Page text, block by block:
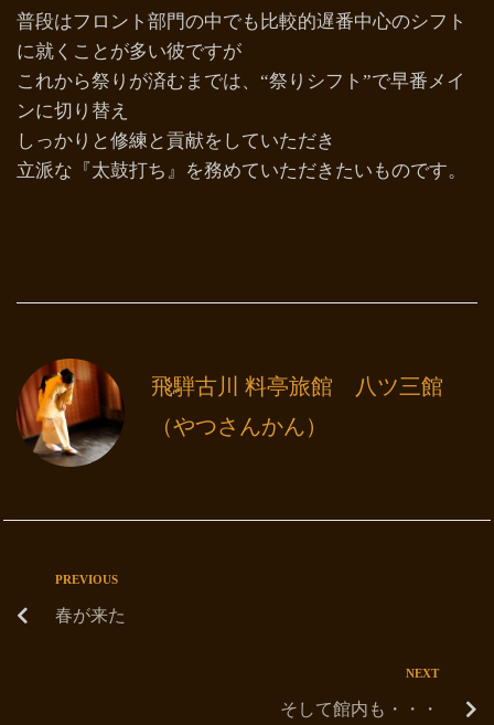
普段はフロント部門の中でも比較的遅番中心のシフト
に就くことが多い彼ですが
これから祭りが済むまでは、“祭りシフト”で早番メイ
ンに切り替え
しっかりと修練と貢献をしていただき
立派な『太鼓打ち』を務めていただきたいものです。
飛騨古川 料亭旅館 八ツ三館
（やつさんかん）
PREVIOUS
春が来た
NEXT
そして館内も・・・